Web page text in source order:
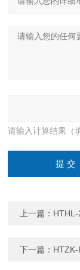
请输入计算结果（
上一篇：
下一篇：